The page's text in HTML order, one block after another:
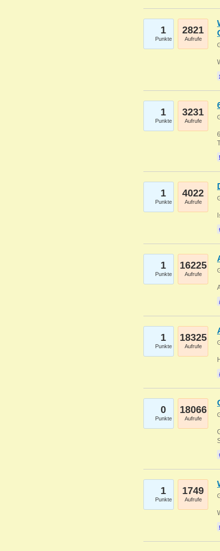
1
Punkte
2821
Aufrufe
1
Punkte
3231
Aufrufe
1
Punkte
4022
Aufrufe
1
Punkte
16225
Aufrufe
1
Punkte
18325
Aufrufe
0
Punkte
18066
Aufrufe
1
Punkte
1749
Aufrufe